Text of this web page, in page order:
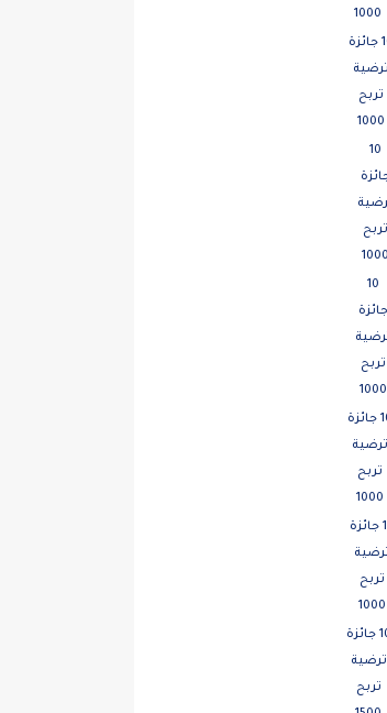
1000
10 جائزة
ترضية
تربح
1000
10
تربح
1000
10
جائزة
تربح
1000
10 جائزة
ترضية
تربح
1000
10 جائزة
تربح
1000
10 جائزة
ترضية
تربح